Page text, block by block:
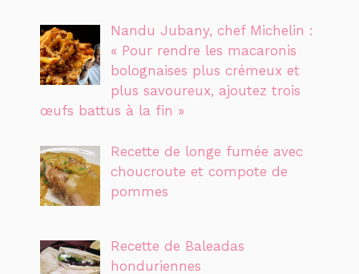
Nandu Jubany, chef Michelin :
« Pour rendre les macaronis
bolognaises plus crémeux et
plus savoureux, ajoutez trois
œufs battus à la fin »
Recette de longe fumée avec
choucroute et compote de
pommes
Recette de Baleadas
honduriennes